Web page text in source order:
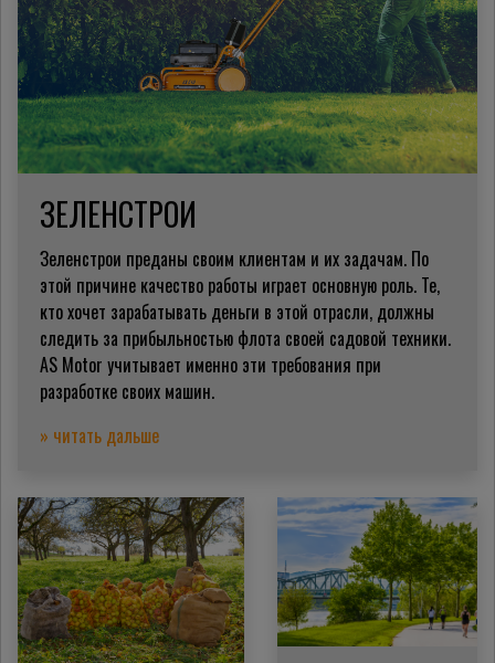
ЗЕЛЕНСТРОИ
Зеленстрои преданы своим клиентам и их задачам. По
этой причине качество работы играет основную роль. Те,
кто хочет зарабатывать деньги в этой отрасли, должны
следить за прибыльностью флота своей садовой техники.
AS Motor учитывает именно эти требования при
разработке своих машин.
» читать дальше